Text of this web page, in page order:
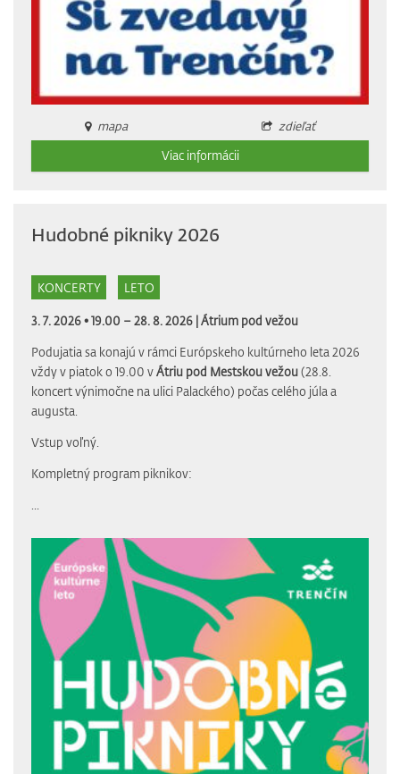
mapa
zdieľať
Viac informácii
Hudobné pikniky 2026
KONCERTY LETO
3. 7. 2026 • 19.00 – 28. 8. 2026 | Átrium pod vežou
Podujatia sa konajú v rámci Európskeho kultúrneho leta 2026
vždy v piatok o 19.00 vÁtriu pod Mestskou vežou(28.8.
koncert výnimočne na ulici Palackého) počas celého júla a
augusta.
Vstup voľný.
Kompletný program piknikov:
...